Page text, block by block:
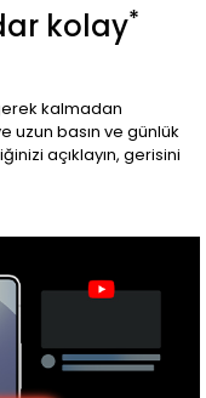
kolay*
kalmadan
uzun basın ve günlük
açıklayın, gerisini